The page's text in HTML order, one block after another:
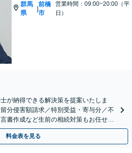
群馬
県
|
前橋
市
営業時間：09:00~20:00（平
日）
が納得できる解決策を提案いたしま
分侵害額請求／特別受益・寄与分／不
書作成など生前の相続対策もお任せく
馬総社駅・車15分】
料金表を見る